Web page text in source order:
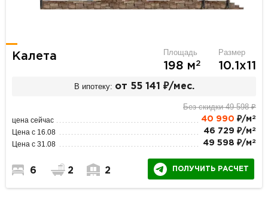
Калета Площадь
198 м2
Размер
10.1х11
В ипотеку: от 55 141 ₽/мес.
Без скидки 49 598 ₽
цена сейчас 40 990 ₽/м 2
Цена с 16.08 46 729 ₽/м 2
Цена с 31.08 49 598 ₽/м 2
6 2 2 ПОЛУЧИТЬ РАСЧЕТ